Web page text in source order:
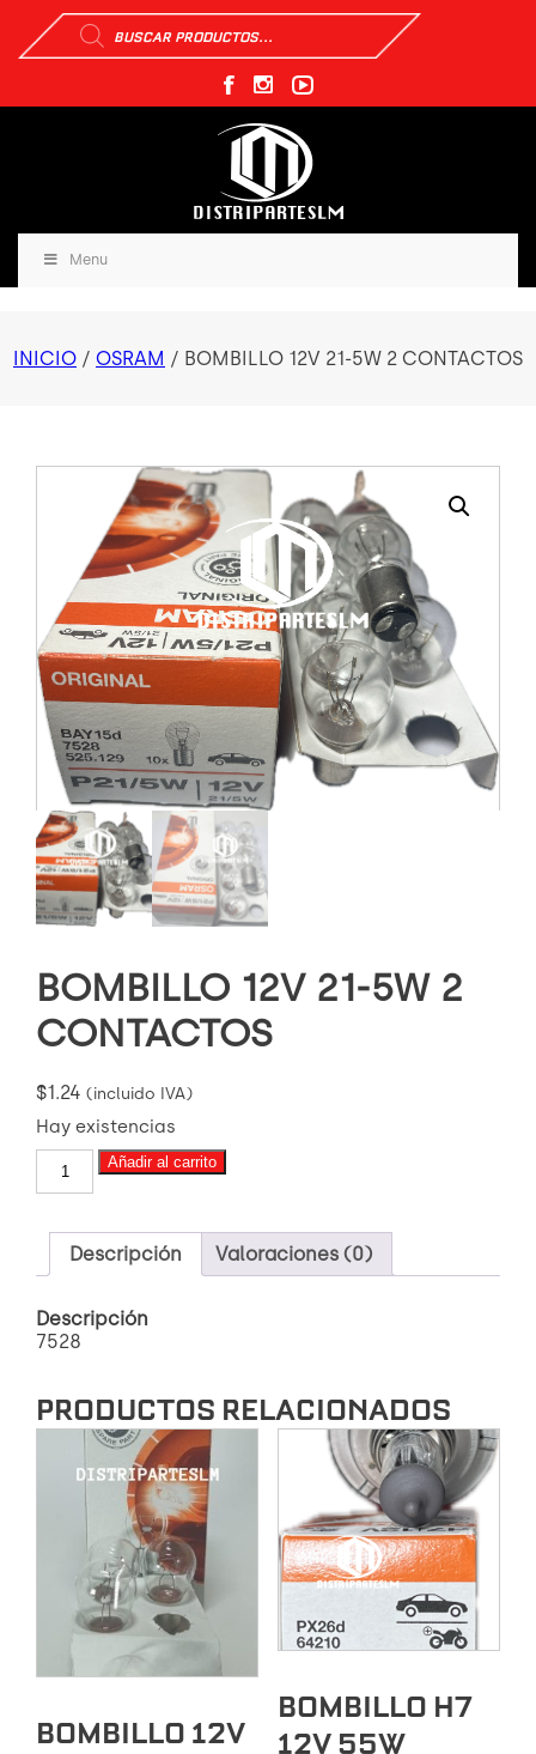
Búsqueda
de
productos
Menu
INICIO / OSRAM / BOMBILLO 12V 21-5W 2 CONTACTOS
BOMBILLO 12V 21-5W 2
CONTACTOS
$1.24 (incluido IVA)
Hay existencias
BOMBILLO
12V
5W
CONTACTOS
Añadir al carrito
Descripción Valoraciones (0)
Descripción
7528
PRODUCTOS RELACIONADOS
BOMBILLO 12V
BOMBILLO H7
12V 55W